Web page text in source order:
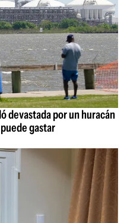
devastada por un huracán
gastar